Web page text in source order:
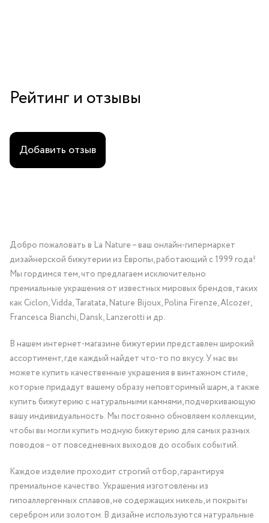
Рейтинг и отзывы
Добавить отзыв
Добро пожаловать в La Nature – ваш онлайн-гипермаркет
дизайнерской бижутерии из Европы, работающий с 1999 года!
Мы гордимся тем, что предлагаем исключительно
премиальные украшения от известных мировых брендов, таких
как Ciclon, Vidda, Taratata, Nature Bijoux, Polina Firenze, Alcozer,
Francesca Bianchi, Dansk, Lanzerotti и др.
В нашем интернет-магазине бижутерии представлен широкий
ассортимент, где каждый найдет что-то по вкусу. У нас вы
можете купить качественные украшения в винтажном стиле,
которые придадут вашему образу неповторимый шарм, а также
купить бижутерию с натуральными камнями, подчеркивающую
вашу индивидуальность. Мы постоянно обновляем коллекции,
чтобы вы могли купить модную бижутерию для самых разных
поводов – от повседневных выходов до особых событий.
Каждое изделие проходит строгий отбор, гарантируя
премиальное качество. Украшения изготовлены из
гипоаллергенных сплавов, не содержащих никель, и покрыты
серебром или золотом. В дизайне используются натуральные